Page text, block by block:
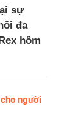
sự
đa
hôm
người